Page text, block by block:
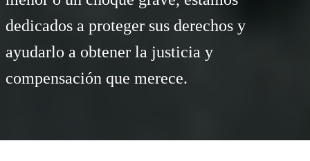
dedicados a proteger sus derechos y
ayudarlo a obtener la justicia y
compensación que merece.